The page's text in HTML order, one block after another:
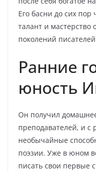
Его басни до сих пор
талант и
поколений
Ранние
юность
Он получил
преподавателей, и с
необычайные
поэзии. Уже в юном
писать свои первые